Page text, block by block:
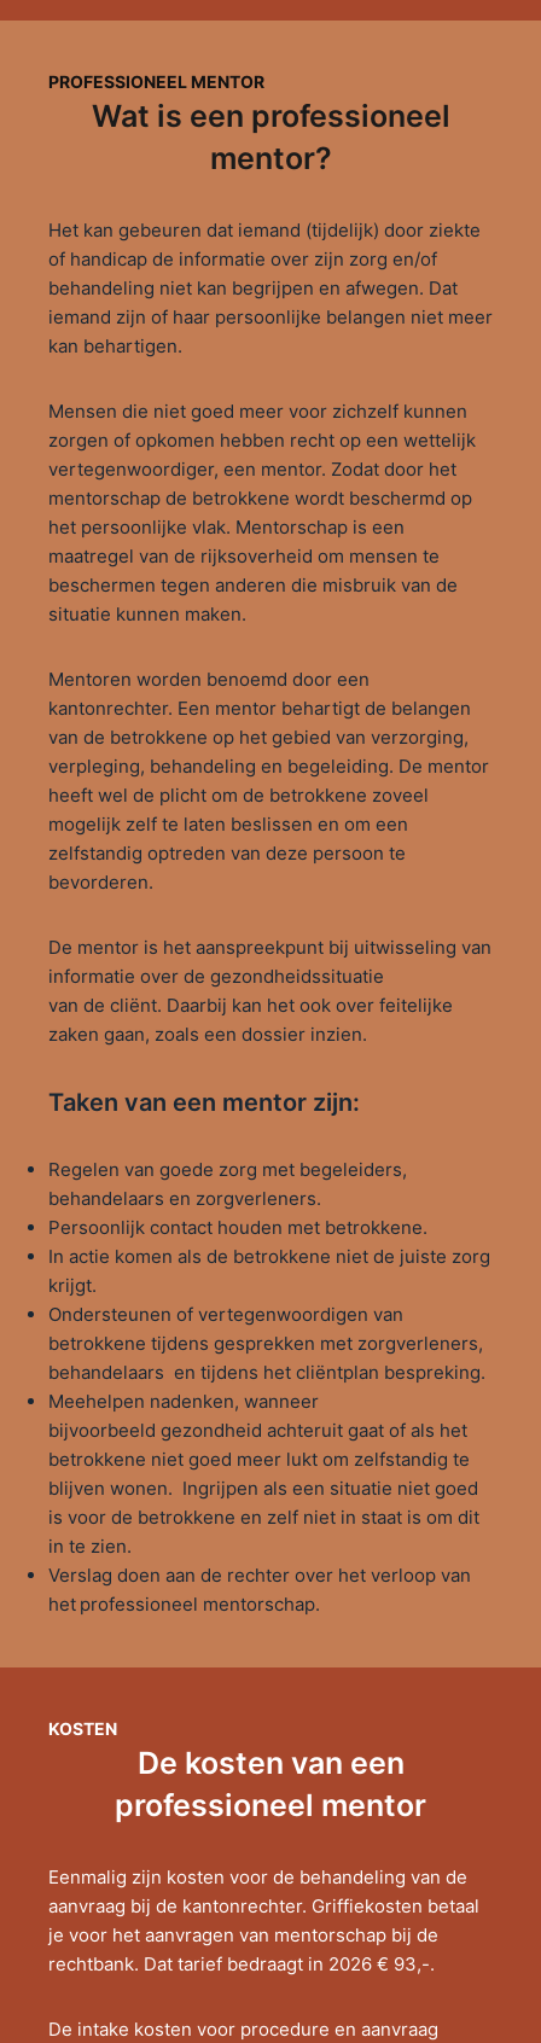
PROFESSIONEEL MENTOR
Wat is een professioneel
mentor?
Het kan gebeuren dat iemand (tijdelijk) door ziekte
of handicap de informatie over zijn zorg en/of
behandeling niet kan begrijpen en afwegen. Dat
iemand zijn of haar persoonlijke belangen niet meer
kan behartigen.
Mensen die niet goed meer voor zichzelf kunnen
zorgen of opkomen hebben recht op een wettelijk
vertegenwoordiger, een mentor. Zodat door het
mentorschap de betrokkene wordt beschermd op
het persoonlijke vlak. Mentorschap is een
maatregel van de rijksoverheid om mensen te
beschermen tegen anderen die misbruik van de
situatie kunnen maken.
Mentoren worden benoemd door een
kantonrechter. Een mentor behartigt de belangen
van de betrokkene op het gebied van verzorging,
verpleging, behandeling en begeleiding. De mentor
heeft wel de plicht om de betrokkene zoveel
mogelijk zelf te laten beslissen en om een
zelfstandig optreden van deze persoon te
bevorderen.
De mentor is het aanspreekpunt bij uitwisseling van
informatie over de gezondheidssituatie
van de cliënt. Daarbij kan het ook over feitelijke
zaken gaan, zoals een dossier inzien.
Taken van een mentor zijn:
Regelen van goede zorg met begeleiders,
behandelaars en zorgverleners.
Persoonlijk contact houden met betrokkene.
In actie komen als de betrokkene niet de juiste zorg
krijgt.
Ondersteunen of vertegenwoordigen van
betrokkene tijdens gesprekken met zorgverleners,
behandelaars en tijdens het cliëntplan bespreking.
Meehelpen nadenken, wanneer
bijvoorbeeld gezondheid achteruit gaat of als het
betrokkene niet goed meer lukt om zelfstandig te
blijven wonen. Ingrijpen als een situatie niet goed
is voor de betrokkene en zelf niet in staat is om dit
in te zien.
Verslag doen aan de rechter over het verloop van
het professioneel mentorschap.
KOSTEN
De kosten van een
professioneel mentor
Eenmalig zijn kosten voor de behandeling van de
aanvraag bij de kantonrechter. Griffiekosten betaal
je voor het aanvragen van mentorschap bij de
rechtbank. Dat tarief bedraagt in 2026 € 93,-.
De intake kosten voor procedure en aanvraag